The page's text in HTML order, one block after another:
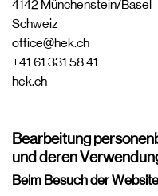
4142 Münchenstein/Basel
Schweiz
office@hek.ch
+41 61 331 58 41
hek.ch
Bearbeitung
und deren
Beim Besuch der Website